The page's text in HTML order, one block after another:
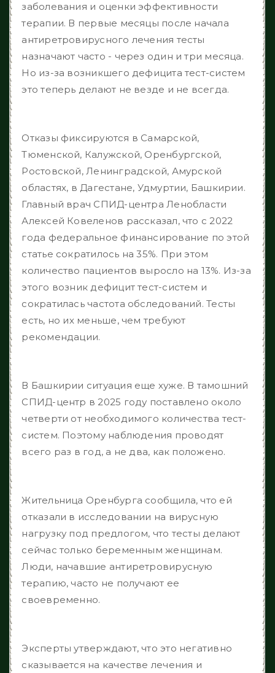
заболевания и оценки эффективности
терапии. В первые месяцы после начала
антиретровирусного лечения тесты
назначают часто - через один и три месяца.
Но из-за возникшего дефицита тест-систем
это теперь делают не везде и не всегда.
Отказы фиксируются в Самарской,
Тюменской, Калужской, Оренбургской,
Ростовской, Ленинградской, Амурской
областях, в Дагестане, Удмуртии, Башкирии.
Главный врач СПИД-центра Ленобласти
Алексей Ковеленов рассказал, что с 2022
года федеральное финансирование по этой
статье сократилось на 35%. При этом
количество пациентов выросло на 13%. Из-за
этого возник дефицит тест-систем и
сократилась частота обследований. Тесты
есть, но их меньше, чем требуют
рекомендации.
В Башкирии ситуация еще хуже. В тамошний
СПИД-центр в 2025 году поставлено около
четверти от необходимого количества тест-
систем. Поэтому наблюдения проводят
всего раз в год, а не два, как положено.
Жительница Оренбурга сообщила, что ей
отказали в исследовании на вирусную
нагрузку под предлогом, что тесты делают
сейчас только беременным женщинам.
Люди, начавшие антиретровирусную
терапию, часто не получают ее
своевременно.
Эксперты утверждают, что это негативно
сказывается на качестве лечения и